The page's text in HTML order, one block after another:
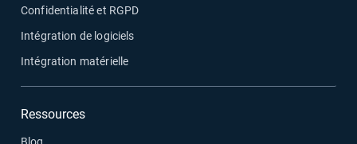
Confidentialité et RGPD
Intégration de logiciels
Intégration matérielle
Ressources